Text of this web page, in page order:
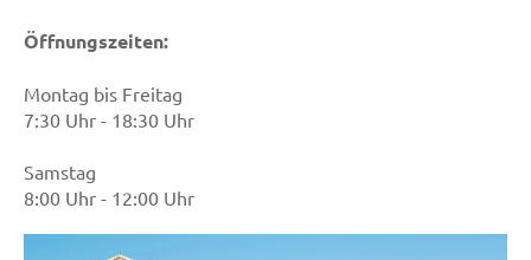
Öffnungszeiten:
Montag bis Freitag
7:30 Uhr - 18:30 Uhr
Samstag
8:00 Uhr - 12:00 Uhr